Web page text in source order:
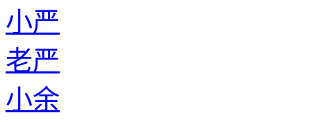
小严
老严
小余